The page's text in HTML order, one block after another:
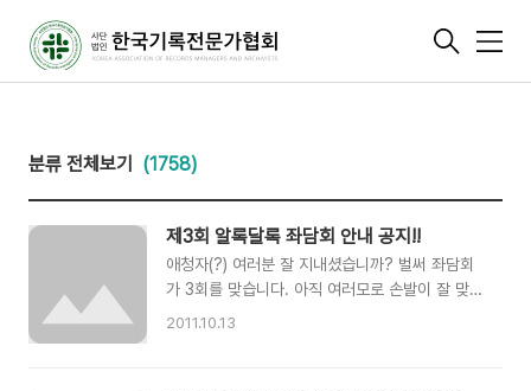
메
분류 전체보기 (1758)
제3회 알록달록 좌담회 안내 공지!!
애청자(?) 여러분 잘 지내셨습니까? 벌써 좌담회
가 3회를 맞습니다. 아직 여러모로 손발이 잘 맞지
않는 형편입니다만 뭐 점점 나아지지 않겠어요?
2011.10.13